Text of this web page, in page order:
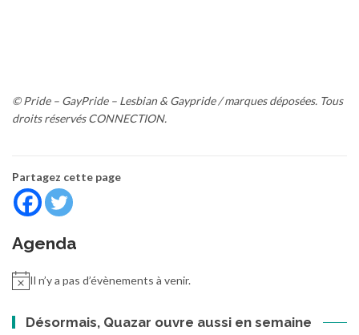
© Pride – GayPride – Lesbian & Gaypride / marques déposées. Tous
droits réservés CONNECTION.
Partagez cette page
Agenda
Il n’y a pas d’évènements à venir.
Désormais, Quazar ouvre aussi en semaine